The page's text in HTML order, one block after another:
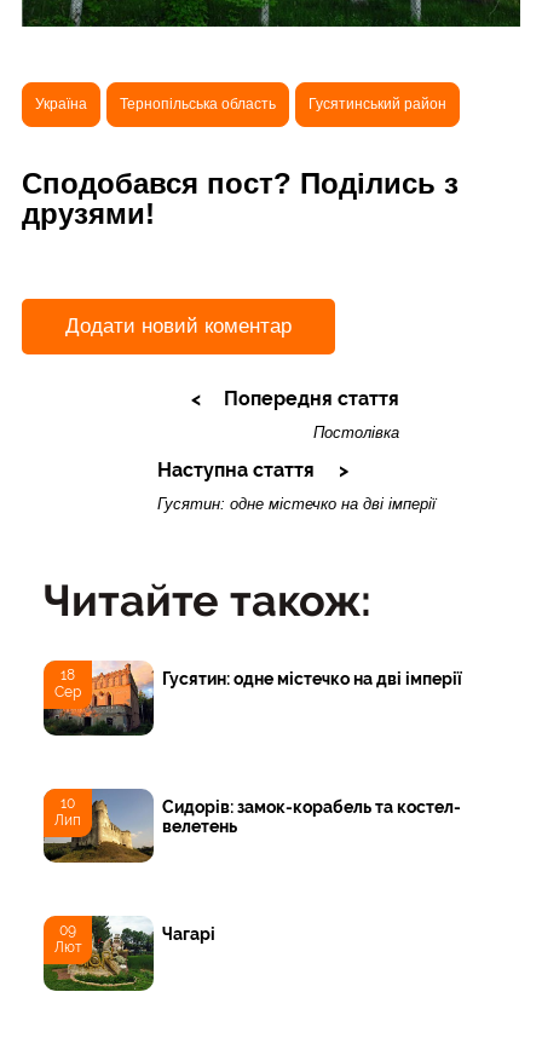
Україна Тернопільська область Гусятинський район
Сподобався пост? Поділись з
друзями!
Додати новий коментар
Попередня стаття
Постолівка
Наступна стаття
Гусятин: одне містечко на дві імперії
Читайте також:
18
Сер
Гусятин: одне містечко на дві імперії
10
Лип
Сидорів: замок-корабель та костел-
велетень
09
Лют
Чагарі